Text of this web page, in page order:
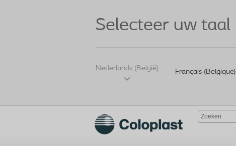
Selecteer uw taal
Nederlands (België) Français (Belgique)